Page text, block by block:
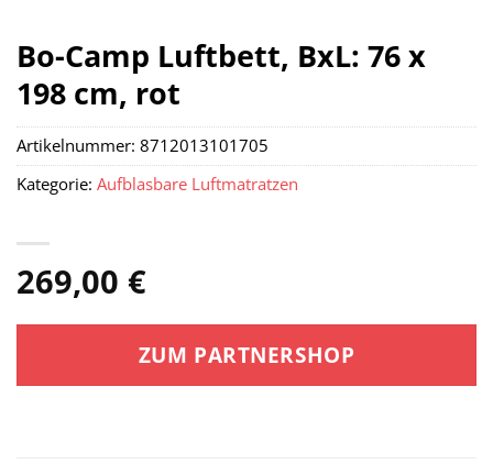
Bo-Camp Luftbett, BxL: 76 x
198 cm, rot
269,00 €
ZUM PARTNERSHOP
Artikelnummer: 8712013101705
Kategorie: Aufblasbare Luftmatratzen